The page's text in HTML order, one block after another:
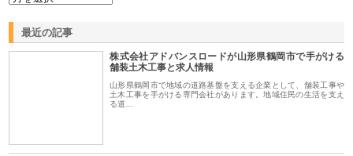
最近の記事
株式会社アドバンスロードが山形県鶴岡市で手がける
舗装土木工事と求人情報
山形県鶴岡市で地域の道路基盤を支える企業として、舗装工事や
土木工事を手がける専門会社があります。地域住民の生活を支え
る道…